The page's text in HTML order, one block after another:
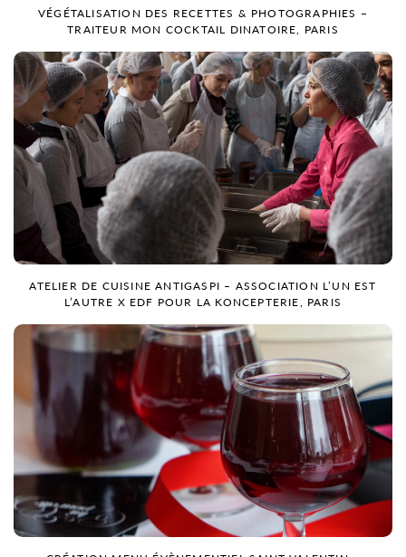
VÉGÉTALISATION DES RECETTES & PHOTOGRAPHIES –
TRAITEUR MON COCKTAIL DINATOIRE, PARIS
ATELIER DE CUISINE ANTIGASPI – ASSOCIATION L’UN EST
L’AUTRE X EDF POUR LA KONCEPTERIE, PARIS